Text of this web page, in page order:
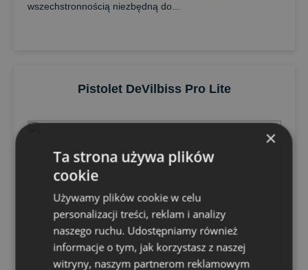
wszechstronnością niezbędną do...
Pistolet DeVilbiss Pro Lite
×
Ta strona używa plików
cookie
Używamy plików cookie w celu
personalizacji treści, reklam i analizy
naszego ruchu. Udostępniamy również
informacje o tym, jak korzystasz z naszej
witryny, naszym partnerom reklamowym